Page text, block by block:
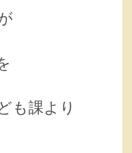
も課より